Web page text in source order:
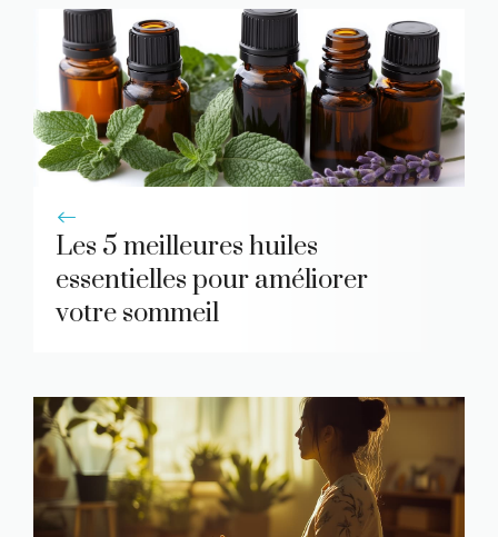
Les 5 meilleures huiles
essentielles pour améliorer
votre sommeil